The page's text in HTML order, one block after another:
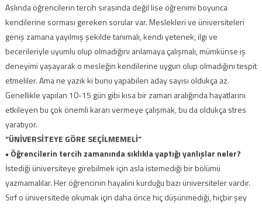
Aslında öğrencilerin tercih sırasında değil lise öğrenimi boyunca
kendilerine sorması gereken sorular var. Meslekleri ve üniversiteleri
geniş zamana yayılmış şekilde tanımalı, kendi yetenek, ilgi ve
becerileriyle uyumlu olup olmadığını anlamaya çalışmalı, mümkünse iş
deneyimi yaşayarak o mesleğin kendilerine uygun olup olmadığını tespit
etmeliler. Ama ne yazık ki bunu yapabilen aday sayısı oldukça az.
Genellikle yapılan 10-15 gün gibi kısa bir zaman aralığında hayatlarını
etkileyen bu çok önemli kararı vermeye çalışmak, bu da oldukça stres
yaratıyor.
“ÜNİVERSİTEYE GÖRE SEÇİLMEMELİ”
• Öğrencilerin tercih zamanında sıklıkla yaptığı yanlışlar neler?
İstediği üniversiteye girebilmek için asla istemediği bir bölümü
yazmamalılar. Her öğrencinin hayalini kurduğu bazı üniversiteler vardır.
Sırf o üniversitede okumak için daha önce hiç düşünmediği, hiçbir şey